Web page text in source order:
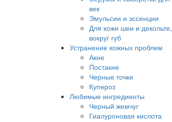
век
Эмульсии и эссенции
Для кожи шеи и декольте,
вокруг губ
Устранение кожных проблем
Акне
Постакне
Черные точки
Купероз
Любимые ингредиенты
Черный жемчуг
Гиалуроновая кислота